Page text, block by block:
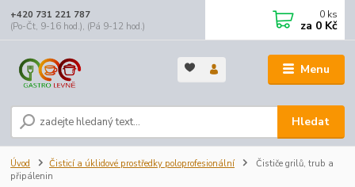
Menu
Hledat
+420 731 221 787
(Po-Čt, 9-16 hod.), (Pá 9-12 hod.)
0 ks
za 0 Kč
Úvod Čisticí a úklidové prostředky poloprofesionální
Čističe grilů, trub a
připálenin